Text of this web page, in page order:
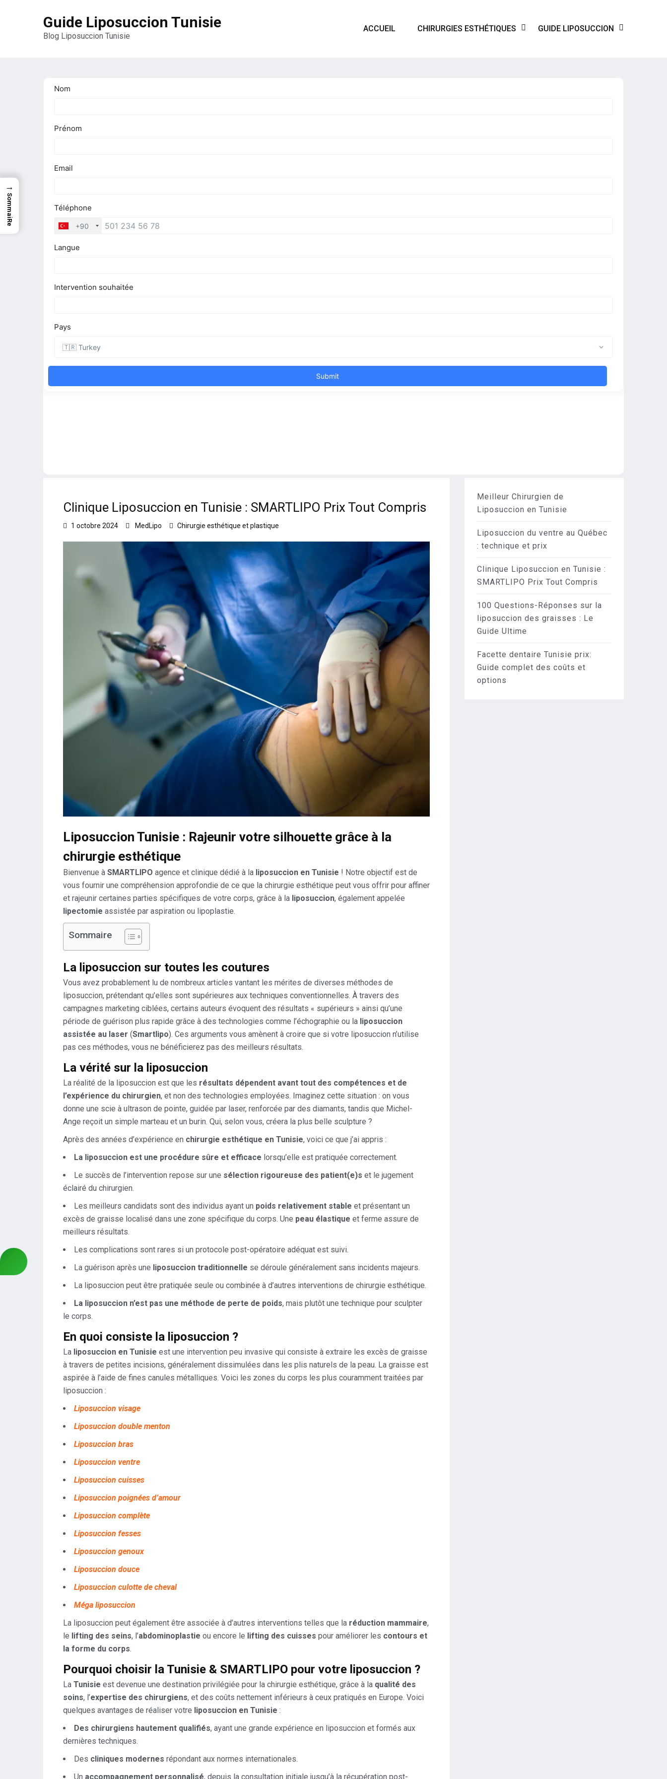
Guide Liposuccion Tunisie
Blog Liposuccion Tunisie
ACCUEIL CHIRURGIES ESTHÉTIQUES GUIDE LIPOSUCCION
Clinique Liposuccion en Tunisie : SMARTLIPO Prix Tout Compris
1 octobre 2024 MedLipo Chirurgie esthétique et plastique
Liposuccion Tunisie : Rajeunir votre silhouette grâce à la
chirurgie esthétique
Bienvenue à SMARTLIPO agence et clinique dédié à la liposuccion en Tunisie ! Notre objectif est de
vous fournir une compréhension approfondie de ce que la chirurgie esthétique peut vous offrir pour affiner
et rajeunir certaines parties spécifiques de votre corps, grâce à la liposuccion, également appelée
lipectomie assistée par aspiration ou lipoplastie.
Sommaire
La liposuccion sur toutes les coutures
Vous avez probablement lu de nombreux articles vantant les mérites de diverses méthodes de
liposuccion, prétendant qu’elles sont supérieures aux techniques conventionnelles. À travers des
campagnes marketing ciblées, certains auteurs évoquent des résultats « supérieurs » ainsi qu’une
période de guérison plus rapide grâce à des technologies comme l’échographie ou la liposuccion
assistée au laser (Smartlipo). Ces arguments vous amènent à croire que si votre liposuccion n’utilise
pas ces méthodes, vous ne bénéficierez pas des meilleurs résultats.
La vérité sur la liposuccion
La réalité de la liposuccion est que les résultats dépendent avant tout des compétences et de
l’expérience du chirurgien, et non des technologies employées. Imaginez cette situation : on vous
donne une scie à ultrason de pointe, guidée par laser, renforcée par des diamants, tandis que Michel-
Ange reçoit un simple marteau et un burin. Qui, selon vous, créera la plus belle sculpture ?
Après des années d’expérience en chirurgie esthétique en Tunisie, voici ce que j’ai appris :
La liposuccion est une procédure sûre et efficace lorsqu’elle est pratiquée correctement.
Le succès de l’intervention repose sur une sélection rigoureuse des patient(e)s et le jugement
éclairé du chirurgien.
Les meilleurs candidats sont des individus ayant un poids relativement stable et présentant un
excès de graisse localisé dans une zone spécifique du corps. Une peau élastique et ferme assure de
meilleurs résultats.
Les complications sont rares si un protocole post-opératoire adéquat est suivi.
La guérison après une liposuccion traditionnelle se déroule généralement sans incidents majeurs.
La liposuccion peut être pratiquée seule ou combinée à d’autres interventions de chirurgie esthétique.
La liposuccion n’est pas une méthode de perte de poids, mais plutôt une technique pour sculpter
le corps.
En quoi consiste la liposuccion ?
La liposuccion en Tunisie est une intervention peu invasive qui consiste à extraire les excès de graisse
à travers de petites incisions, généralement dissimulées dans les plis naturels de la peau. La graisse est
aspirée à l’aide de fines canules métalliques. Voici les zones du corps les plus couramment traitées par
liposuccion :
Liposuccion visage
Liposuccion double menton
Liposuccion bras
Liposuccion ventre
Liposuccion cuisses
Liposuccion poignées d’amour
Liposuccion complète
Liposuccion fesses
Liposuccion genoux
Liposuccion douce
Liposuccion culotte de cheval
Méga liposuccion
La liposuccion peut également être associée à d’autres interventions telles que la réduction mammaire,
le lifting des seins, l’abdominoplastie ou encore le lifting des cuisses pour améliorer les contours et
la forme du corps.
Pourquoi choisir la Tunisie & SMARTLIPO pour votre liposuccion ?
La Tunisie est devenue une destination privilégiée pour la chirurgie esthétique, grâce à la qualité des
soins, l’expertise des chirurgiens, et des coûts nettement inférieurs à ceux pratiqués en Europe. Voici
quelques avantages de réaliser votre liposuccion en Tunisie :
Des chirurgiens hautement qualifiés, ayant une grande expérience en liposuccion et formés aux
dernières techniques.
Des cliniques modernes répondant aux normes internationales.
Un accompagnement personnalisé, depuis la consultation initiale jusqu’à la récupération post-
Meilleur Chirurgien de
Liposuccion en Tunisie
Liposuccion du ventre au Québec
: technique et prix
Clinique Liposuccion en Tunisie :
SMARTLIPO Prix Tout Compris
100 Questions-Réponses sur la
liposuccion des graisses : Le
Guide Ultime
Facette dentaire Tunisie prix:
Guide complet des coûts et
options
→
SommaiRe